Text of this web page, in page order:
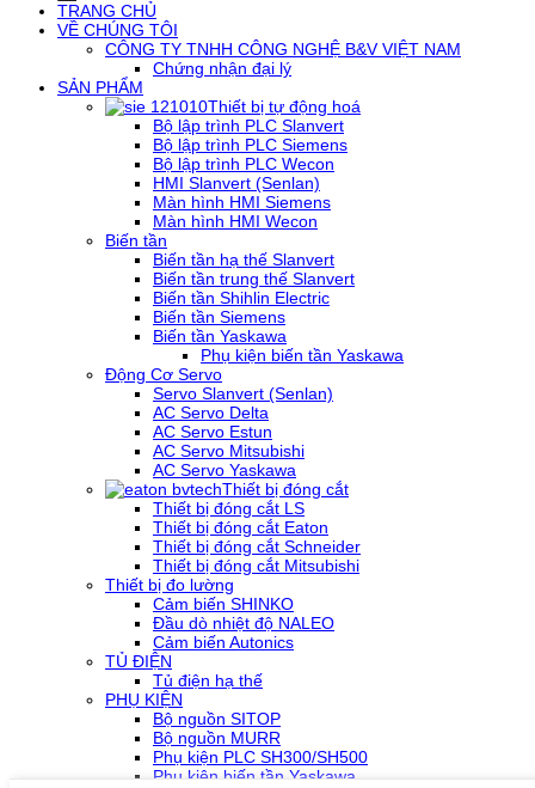
TRANG CHỦ
VỀ CHÚNG TÔI
CÔNG TY TNHH CÔNG NGHỆ B&V VIỆT NAM
Chứng nhận đại lý
SẢN PHẨM
Thiết bị tự động hoá
Bộ lập trình PLC Slanvert
Bộ lập trình PLC Siemens
Bộ lập trình PLC Wecon
HMI Slanvert (Senlan)
Màn hình HMI Siemens
Màn hình HMI Wecon
Biến tần
Biến tần hạ thế Slanvert
Biến tần trung thế Slanvert
Biến tần Shihlin Electric
Biến tần Siemens
Biến tần Yaskawa
Phụ kiện biến tần Yaskawa
Động Cơ Servo
Servo Slanvert (Senlan)
AC Servo Delta
AC Servo Estun
AC Servo Mitsubishi
AC Servo Yaskawa
Thiết bị đóng cắt
Thiết bị đóng cắt LS
Thiết bị đóng cắt Eaton
Thiết bị đóng cắt Schneider
Thiết bị đóng cắt Mitsubishi
Thiết bị đo lường
Cảm biến SHINKO
Đầu dò nhiệt độ NALEO
Cảm biến Autonics
TỦ ĐIỆN
Tủ điện hạ thế
PHỤ KIỆN
Bộ nguồn SITOP
Bộ nguồn MURR
Phụ kiện PLC SH300/SH500
Phụ kiện biến tần Yaskawa